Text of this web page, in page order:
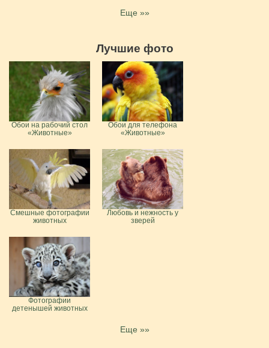
Еще »»
Лучшие фото
Обои на рабочий стол
«Животные»
Обои для телефона
«Животные»
Смешные фотографии
животных
Любовь и нежность у
зверей
Фотографии
детенышей животных
Еще »»